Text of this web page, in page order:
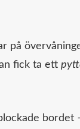
på
fick ta ett